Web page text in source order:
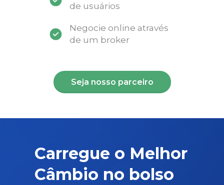
de usuários
Negocie online através
de um broker
Seja nosso parceiro
Carregue o Melhor
Câmbio no bolso